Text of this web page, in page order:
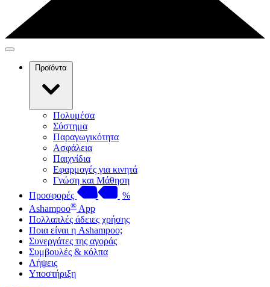
Προϊόντα
Πολυμέσα
Σύστημα
Παραγωγικότητα
Ασφάλεια
Παιχνίδια
Εφαρμογές για κινητά
Γνώση και Μάθηση
Προσφορές
%
Ashampoo® App
Πολλαπλές άδειες χρήσης
Ποια είναι η Ashampoo;
Συνεργάτες της αγοράς
Συμβουλές & κόλπα
Λήψεις
Υποστήριξη